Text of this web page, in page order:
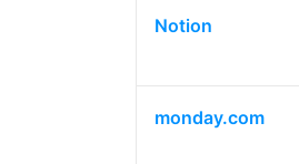
Notion
monday.com